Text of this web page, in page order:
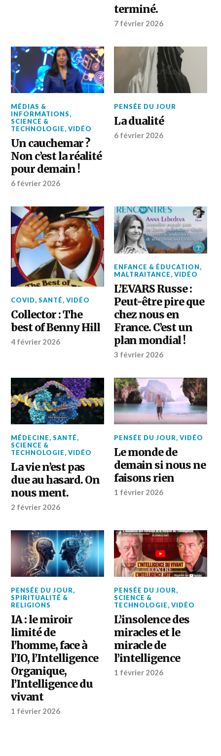
terminé.
7 février 2026
MÉDIAS &
INFORMATIONS,
SCIENCE &
TECHNOLOGIE,VIDÉO
Un cauchemar ?
Non c’est la réalité
pour demain !
6 février 2026
PENSÉE DU JOUR
La dualité
6 février 2026
COVID,SANTÉ,VIDÉO
Collector : The
best of Benny Hill
4 février 2026
ENFANCE & ÉDUCATION,
MALTRAITANCE,VIDÉO
L’EVARS Russe :
Peut-être pire que
chez nous en
France. C’est un
plan mondial !
3 février 2026
MÉDECINE,SANTÉ,
SCIENCE &
TECHNOLOGIE,VIDÉO
La vie n’est pas
due au hasard. On
nous ment.
2 février 2026
PENSÉE DU JOUR,VIDÉO
Le monde de
demain si nous ne
faisons rien
1 février 2026
PENSÉE DU JOUR,
SPIRITUALITÉ &
RELIGIONS
IA : le miroir
limité de
l’homme, face à
l’IO, l’Intelligence
Organique,
l’Intelligence du
vivant
1 février 2026
PENSÉE DU JOUR,
SCIENCE &
TECHNOLOGIE,VIDÉO
L’insolence des
miracles et le
miracle de
l’intelligence
1 février 2026